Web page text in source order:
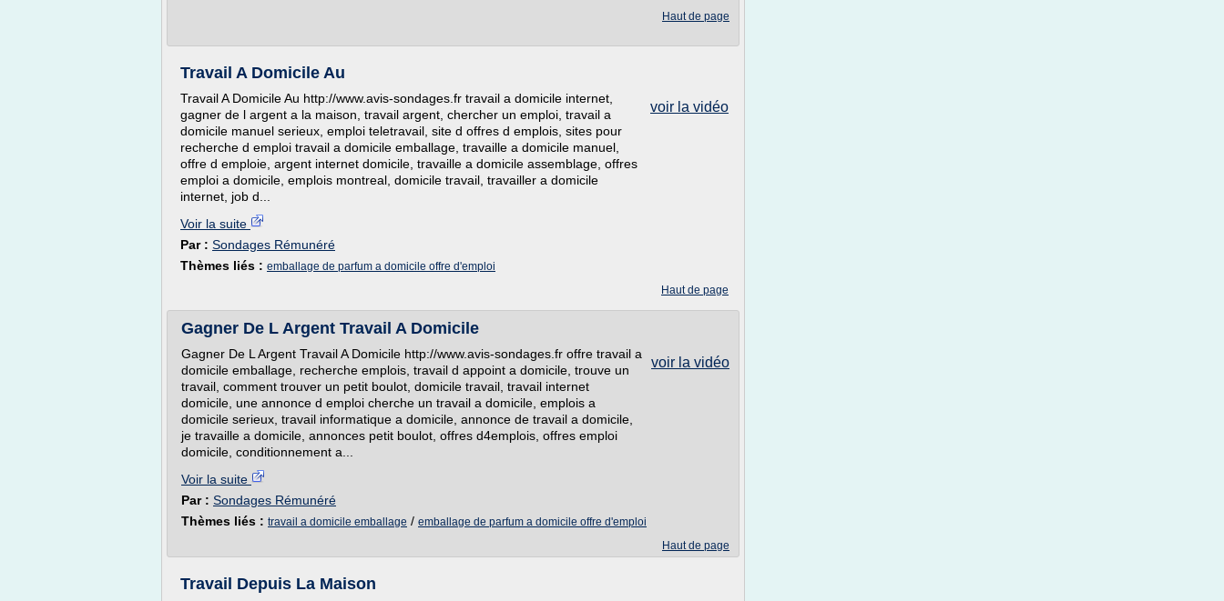
Haut de page
Travail A Domicile Au
voir la vidéo
Travail A Domicile Au http://www.avis-sondages.fr travail a domicile internet,
gagner de l argent a la maison, travail argent, chercher un emploi, travail a
domicile manuel serieux, emploi teletravail, site d offres d emplois, sites pour
recherche d emploi travail a domicile emballage, travaille a domicile manuel,
offre d emploie, argent internet domicile, travaille a domicile assemblage, offres
emploi a domicile, emplois montreal, domicile travail, travailler a domicile
internet, job d...
Voir la suite
Par : Sondages Rémunéré
Thèmes liés : emballage de parfum a domicile offre d'emploi
Haut de page
Gagner De L Argent Travail A Domicile
voir la vidéo
Gagner De L Argent Travail A Domicile http://www.avis-sondages.fr offre travail a
domicile emballage, recherche emplois, travail d appoint a domicile, trouve un
travail, comment trouver un petit boulot, domicile travail, travail internet
domicile, une annonce d emploi cherche un travail a domicile, emplois a
domicile serieux, travail informatique a domicile, annonce de travail a domicile,
je travaille a domicile, annonces petit boulot, offres d4emplois, offres emploi
domicile, conditionnement a...
Voir la suite
Par : Sondages Rémunéré
Thèmes liés : travail a domicile emballage / emballage de parfum a domicile offre d'emploi
Haut de page
Travail Depuis La Maison